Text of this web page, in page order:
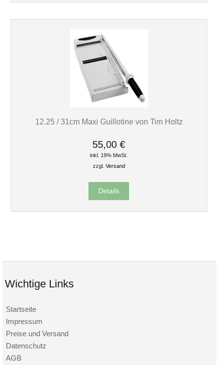
12.25 / 31cm Maxi Guillotine von Tim Holtz
55,00 €
inkl. 19% MwSt.
zzgl. Versand
Details
Wichtige Links
Startseite
Impressum
Preise und Versand
Datenschutz
AGB